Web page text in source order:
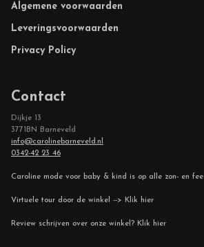
Footer
Algemene voorwaarden
Leveringsvoorwaarden
Privacy Policy
Contact
Dijkje 13
3771BN Barneveld
info@carolinebarneveld.nl
0342-42 23 46
Caroline mode voor baby & kind is op alle zon- en
Virtuele tour door de winkel --> Klik hier
Review schrijven over onze winkel? Klik hier